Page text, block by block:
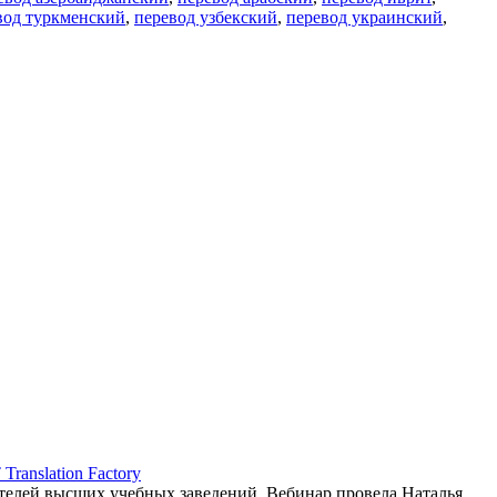
туркменский, перевод узбекский, перевод украинский,
Factory